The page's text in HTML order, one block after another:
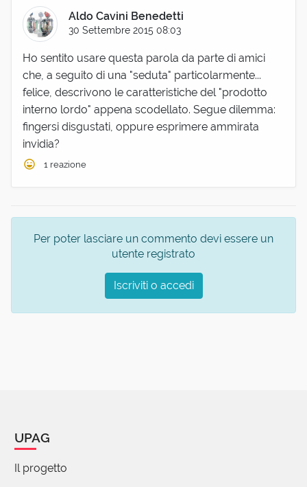
Aldo Cavini Benedetti
30 Settembre 2015 08:03
Ho sentito usare questa parola da parte di amici
che, a seguito di una "seduta" particolarmente...
felice, descrivono le caratteristiche del "prodotto
interno lordo" appena scodellato. Segue dilemma:
fingersi disgustati, oppure esprimere ammirata
invidia?
1 reazione
Per poter lasciare un commento devi essere un
utente registrato
Iscriviti o accedi
UPAG
Il progetto